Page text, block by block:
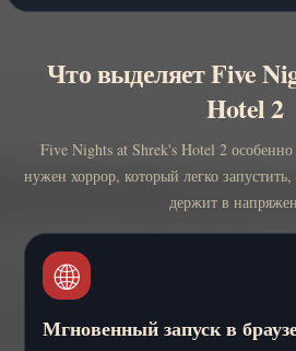
Что выделяет Five
Hotel 2
Five Nights at Shrek's Hotel 2 особенно
нужен хоррор, который легко
держит в
🌐
Мгновенный запуск в